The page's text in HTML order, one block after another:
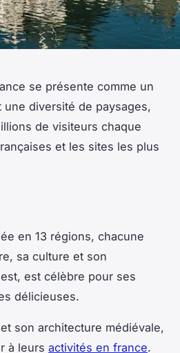
se présente comme un
diversité de paysages,
de visiteurs chaque
et les sites les plus
en 13 régions, chacune
sa culture et son
est célèbre pour ses
délicieuses.
son architecture médiévale,
à leurs activités en france.